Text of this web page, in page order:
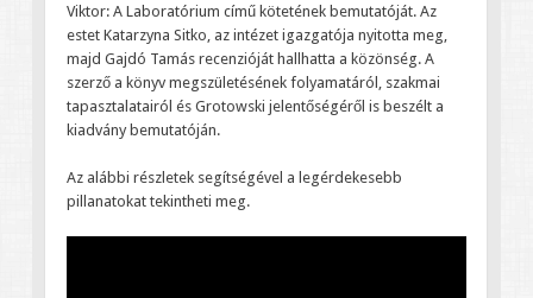
Viktor: A Laboratórium című kötetének bemutatóját. Az
estet Katarzyna Sitko, az intézet igazgatója nyitotta meg,
majd Gajdó Tamás recenzióját hallhatta a közönség. A
szerző a könyv megszületésének folyamatáról, szakmai
tapasztalatairól és Grotowski jelentőségéről is beszélt a
kiadvány bemutatóján.
Az alábbi részletek segítségével a legérdekesebb
pillanatokat tekintheti meg.